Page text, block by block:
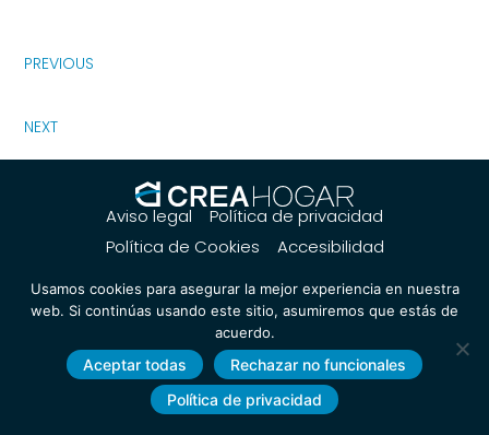
PREVIOUS
NEXT
Aviso legal
Política de privacidad
Política de Cookies
Accesibilidad
Usamos cookies para asegurar la mejor experiencia en nuestra
web. Si continúas usando este sitio, asumiremos que estás de
acuerdo.
Aceptar todas
Rechazar no funcionales
Política de privacidad